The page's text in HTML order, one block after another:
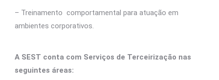
– Treinamento comportamental para atuação em
ambientes corporativos.
A SEST conta com Serviços de Terceirização nas
seguintes áreas: